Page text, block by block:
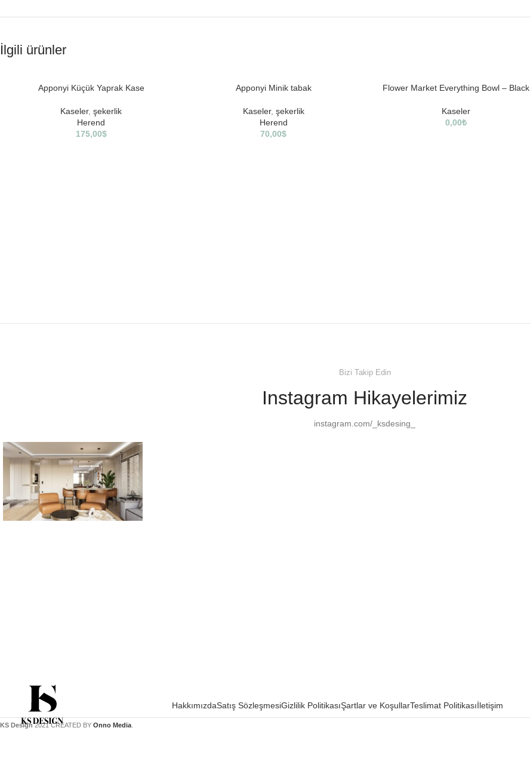
İlgili ürünler
Apponyi Küçük Yaprak Kase
Kaseler, şekerlik
Herend
175,00$
Apponyi Minik tabak
Kaseler, şekerlik
Herend
70,00$
Flower Market Everything Bowl – Black
Kaseler
0,00₺
Bizi Takip Edin
Instagram Hikayelerimiz
instagram.com/_ksdesing_
HakkımızdaSatış SözleşmesiGizlilik PolitikasıŞartlar ve KoşullarTeslimat Politikasıİletişim
KS Design 2021 CREATED BY Onno Media